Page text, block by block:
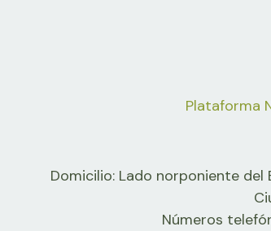
Plataforma
Domicilio: Lado norponiente del
Números